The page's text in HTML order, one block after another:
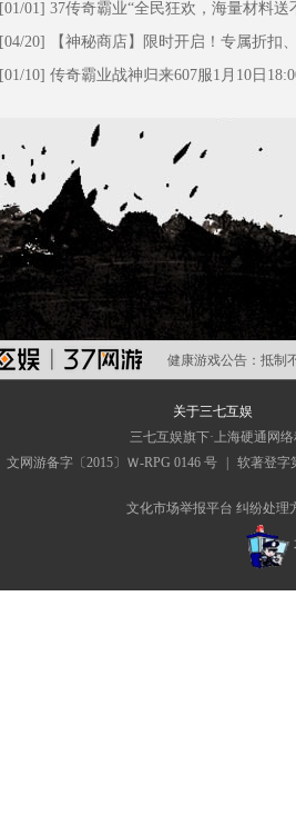
[01/01] 37传奇霸业“全民狂欢，海量材料送
停！”
[04/20]
【神秘商店】限时开启！专属折扣
值豪礼等你抢购！
[01/10] 传奇霸业战神归来607服1月10日
健康游戏公告： 抵制
关于三七互娱
三七互娱旗下·上海硬通网
文网游备字〔2015〕Ｗ-RPG 0146 号
软著登字
文化市场举报平台 纠纷处理